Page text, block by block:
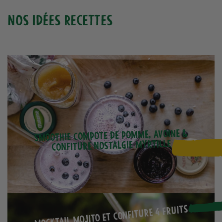
Nos idées recettes
Smoothie compote de pomme, avoine &
confiture nostalgie Myrtille